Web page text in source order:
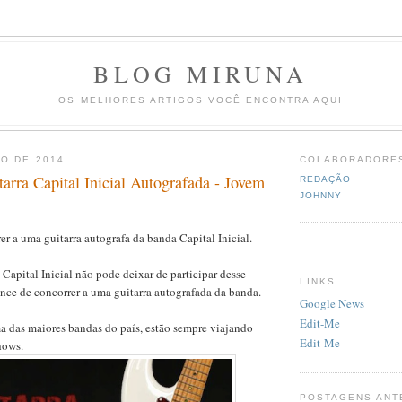
BLOG MIRUNA
OS MELHORES ARTIGOS VOCÊ ENCONTRA AQUI
DE 2014
Capital Inicial Autografada - Jovem
a uma guitarra autografa da banda Capital Inicial.
Capital Inicial não pode deixar de participar desse
de concorrer a uma guitarra autografada da banda.
maiores bandas do país, estão sempre viajando
REDAÇÃO
JOHNNY
LINKS
Google News
Edit-Me
Edit-Me
POSTAGENS